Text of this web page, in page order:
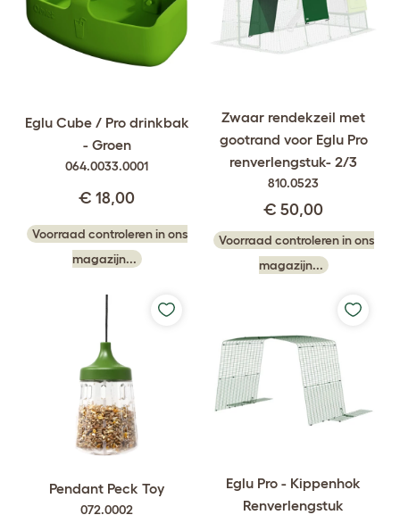
Eglu Cube / Pro drinkbak
- Groen
064.0033.0001
€ 18,00
Voorraad controleren in ons
magazijn...
Zwaar rendekzeil met
gootrand voor Eglu Pro
renverlengstuk- 2/3
810.0523
€ 50,00
Voorraad controleren in ons
magazijn...
Pendant Peck Toy
072.0002
Eglu Pro - Kippenhok
Renverlengstuk